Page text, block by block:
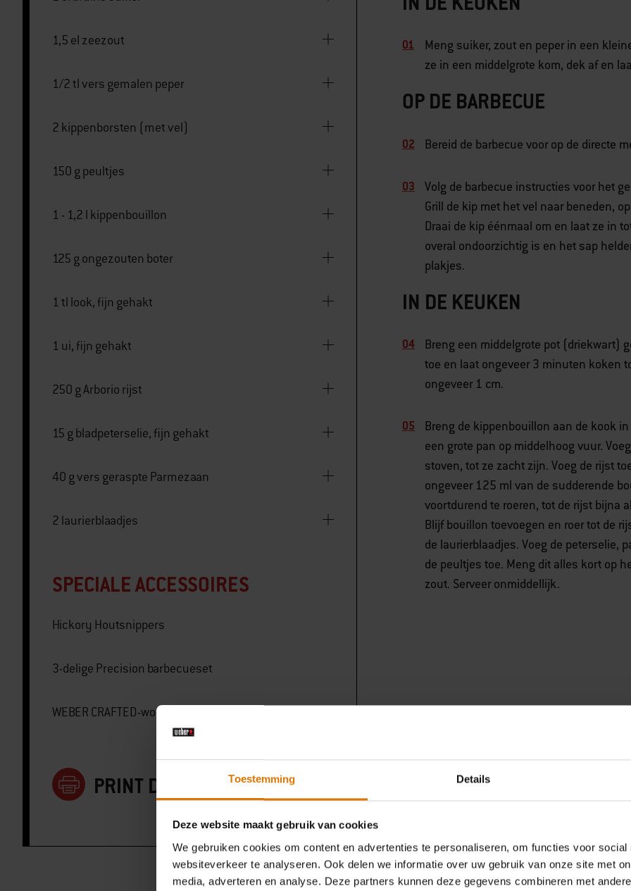
Toestemming Details
Deze website maakt gebruik van cookies
We gebruiken cookies om content en advertenties te personaliseren, om functies voor social
websiteverkeer te analyseren. Ook delen we informatie over uw gebruik van onze site met
media, adverteren en analyse. Deze partners kunnen deze gegevens combineren met
1,5 el zeezout
1/2 tl vers gemalen peper
2 kippenborsten (met vel)
150 g peultjes
1 - 1,2 l kippenbouillon
125 g ongezouten boter
1 tl look, fijn gehakt
1 ui, fijn gehakt
250 g Arborio rijst
15 g bladpeterselie, fijn gehakt
40 g vers geraspte Parmezaan
2 laurierblaadjes
SPECIALE ACCESSOIRES
Hickory Houtsnippers
3-delige Precision barbecueset
WEBER CRAFTED-wok en stomer
PRINT DEZE LIJST
Meng suiker, zout en peper in een
ze in een middelgrote kom, dek af en
OP DE BARBECUE
Bereid de barbecue voor op de directe
Volg de barbecue instructies voor het
Grill de kip met het vel naar beneden,
Draai de kip éénmaal om en laat ze in
overal ondoorzichtig is en het sap
plakjes.
IN DE KEUKEN
Breng een middelgrote pot (driekwart)
toe en laat ongeveer 3 minuten koken
ongeveer 1 cm.
Breng de kippenbouillon aan de kook
een grote pan op middelhoog vuur.
stoven, tot ze zacht zijn. Voeg de rijst
ongeveer 125 ml van de sudderende
voortdurend te roeren, tot de rijst bijna
Blijf bouillon toevoegen en roer tot de
de laurierblaadjes. Voeg de peterselie,
de peultjes toe. Meng dit alles kort op
zout. Serveer onmiddellijk.